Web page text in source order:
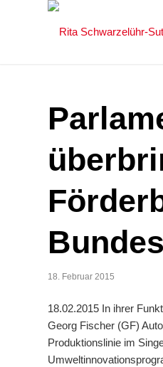
18. Februar 2015
18.02.2015 In ihrer
Georg Fischer (GF)
Produktionslinie im